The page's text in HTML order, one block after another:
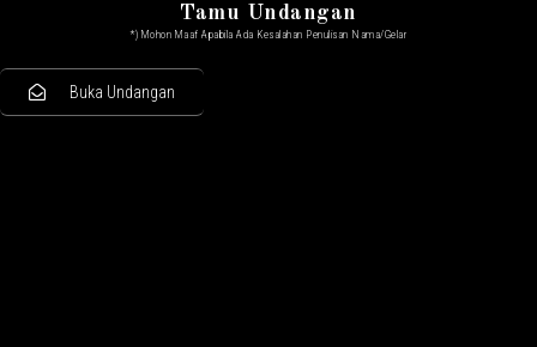
Tamu Undangan
*) Mohon Maaf Apabila Ada Kesalahan Penulisan Nama/gelar
Buka Undangan